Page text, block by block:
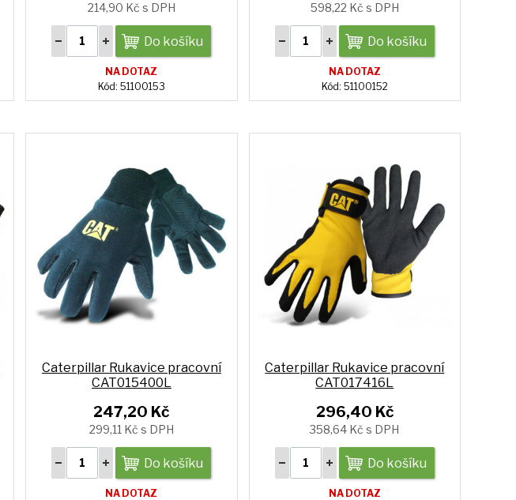
214,90 Kč s DPH
Do košíku
NA DOTAZ
Kód: 51100153
598,22 Kč s DPH
Do košíku
NA DOTAZ
Kód: 51100152
Caterpillar Rukavice pracovní
CAT015400L
247,20 Kč
299,11 Kč s DPH
Do košíku
NA DOTAZ
Caterpillar Rukavice pracovní
CAT017416L
296,40 Kč
358,64 Kč s DPH
Do košíku
NA DOTAZ